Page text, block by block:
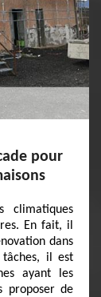
pour
climatiques
En fait, il
dans
il est
ayant les
proposer de